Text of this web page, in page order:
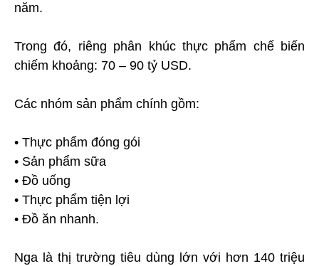
năm.
Trong đó, riêng phân khúc thực phẩm chế biến
chiếm khoảng: 70 – 90 tỷ USD.
Các nhóm sản phẩm chính gồm:
• Thực phẩm đóng gói
• Sản phẩm sữa
• Đồ uống
• Thực phẩm tiện lợi
• Đồ ăn nhanh.
Nga là thị trường tiêu dùng lớn với hơn 140 triệu